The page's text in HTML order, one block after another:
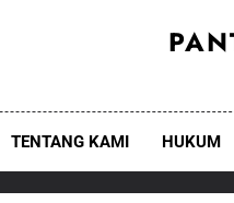
TENTANG KAMI HUKUM